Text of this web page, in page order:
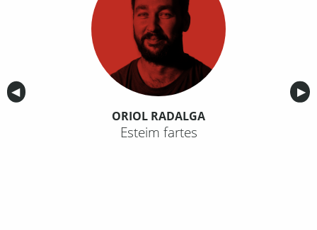
Anterior
◀︎ ▶︎
ORIOL RADALGA
Esteim fartes